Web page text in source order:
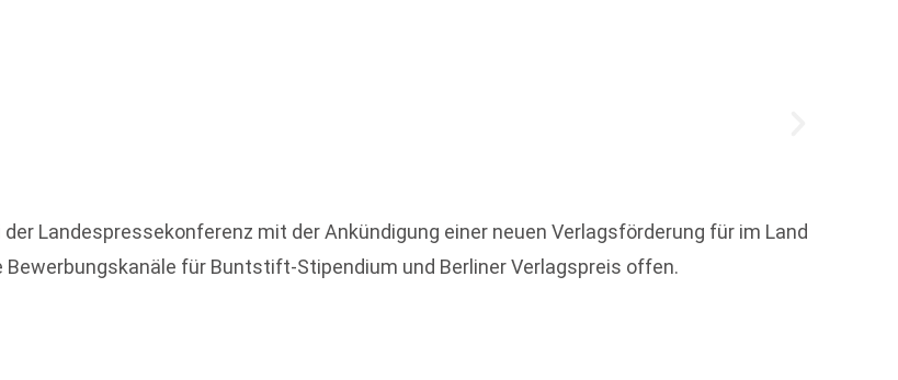
Landespressekonferenz mit der Ankündigung einer neuen Verlagsförderung für im Land
Bewerbungskanäle für Buntstift-Stipendium und Berliner Verlagspreis offen.